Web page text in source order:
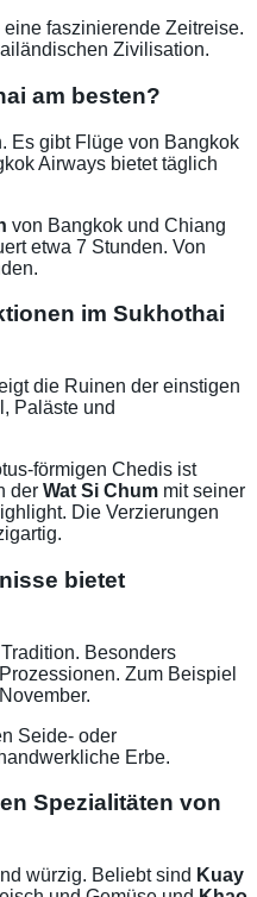
faszinierende Zeitreise.
Zivilisation.
am besten?
Es gibt Flüge von Bangkok
Airways bietet täglich
von Bangkok und Chiang
etwa 7 Stunden. Von
im Sukhothai
die Ruinen der einstigen
Paläste und
förmigen Chedis ist
der Wat Si Chum mit seiner
Die Verzierungen
bietet
Besonders
Zum Beispiel
Seide- oder
Erbe.
Spezialitäten von
würzig. Beliebt sind Kuay